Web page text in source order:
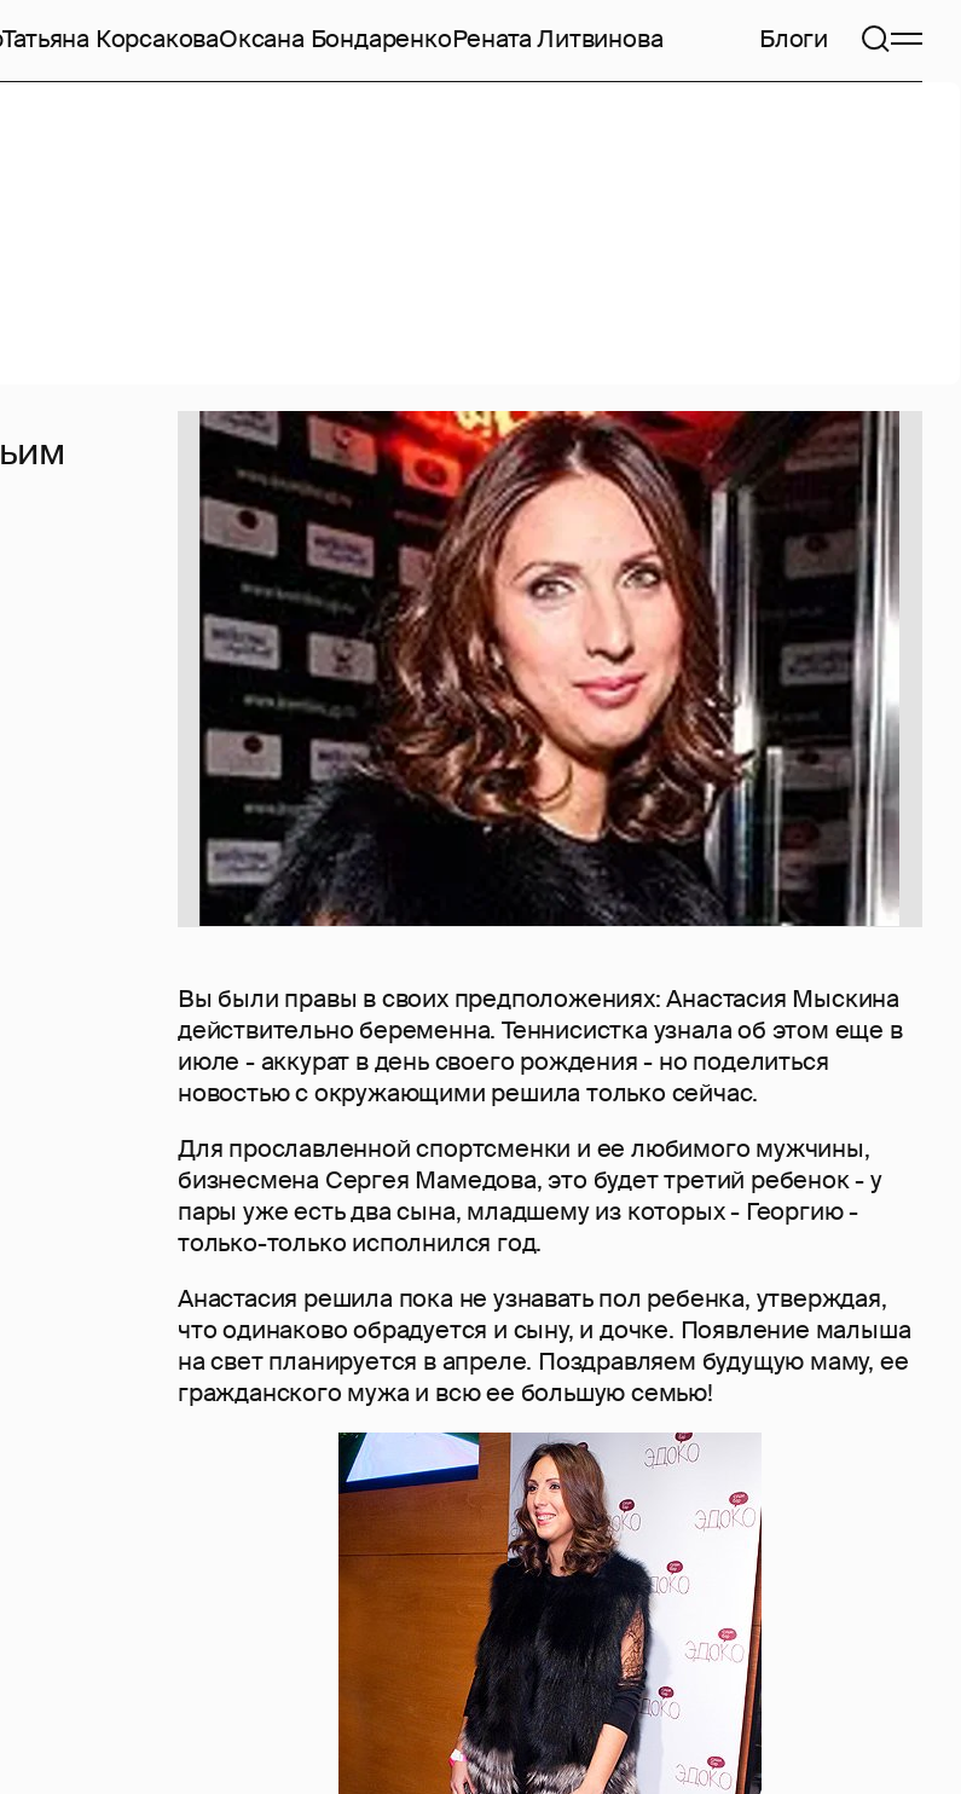
Татьяна КорсаковаОксана БондаренкоРената Литвинова Блоги
Вы были правы в своих предположениях: Анастасия Мыскина
действительно беременна. Теннисистка узнала об этом еще в
июле - аккурат в день своего рождения - но поделиться
новостью с окружающими решила только сейчас.
Для прославленной спортсменки и ее любимого мужчины,
бизнесмена Сергея Мамедова, это будет третий ребенок - у
пары уже есть два сына, младшему из которых - Георгию -
только-только исполнился год.
Анастасия решила пока не узнавать пол ребенка, утверждая,
что одинаково обрадуется и сыну, и дочке. Появление малыша
на свет планируется в апреле. Поздравляем будущую маму, ее
гражданского мужа и всю ее большую семью!